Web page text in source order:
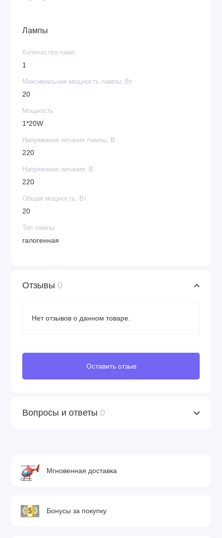
Лампы
Количество ламп
1
Максимальная мощность лампы, Вт
20
Мощность
1*20W
Напряжение питания лампы, В
220
Напряжение питания, В
220
Общая мощность, Вт
20
Тип лампы
галогенная
Отзывы 0
Нет отзывов о данном товаре.
Оставить отзыв
Вопросы и ответы 0
Мгновенная доставка
Бонусы за покупку